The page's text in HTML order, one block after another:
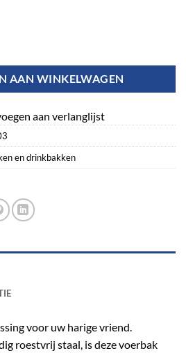
AAN WINKELWAGEN
aan verlanglijst
en drinkbakken
voor uw harige vriend.
roestvrij staal, is deze voerbak